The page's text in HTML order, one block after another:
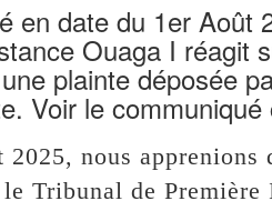
en date du 1er Août
Ouaga I réagit
plainte déposée
Voir le communiqué
nous apprenions
Tribunal de